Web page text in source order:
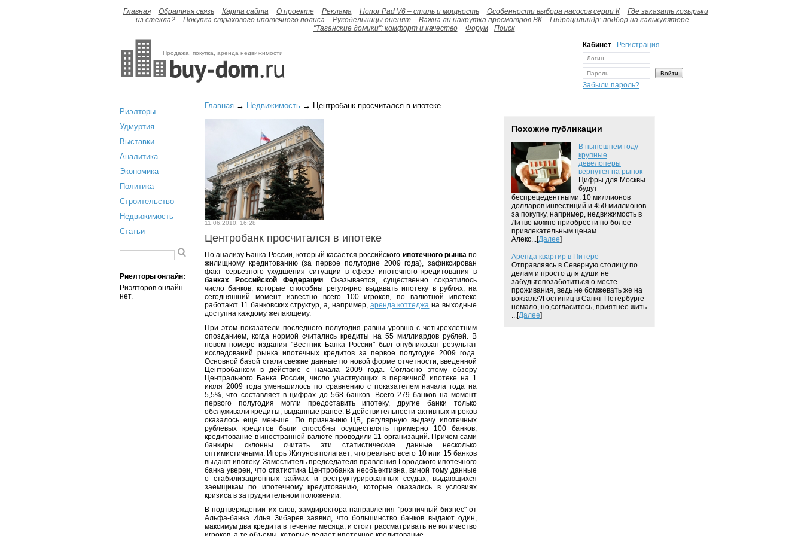
Главная Обратная связь Карта сайта О проекте Реклама Honor Pad V6 – стиль и мощность Особенности выбора насосов серии К
Где заказать козырьки
из стекла?
Покупка страхового ипотечного полиса Рукодельницы оценят Важна ли накрутка просмотров ВК
Гидроцилиндр: подбор на калькуляторе
"Таганские домики": комфорт и качество
Форум Поиск
Продажа, покупка, аренда недвижимости
Кабинет Регистрация
Забыли пароль?
Риэлторы
Удмуртия
Выставки
Аналитика
Экономика
Политика
Строительство
Недвижимость
Статьи
Риелторы онлайн:
Риэлторов онлайн
нет.
Главная → Недвижимость → Центробанк просчитался в ипотеке
11.06.2010, 16:28
Центробанк просчитался в ипотеке
По анализу Банка России, который касается российского ипотечного рынкапо
жилищному кредитованию (за первое полугодие 2009 года), зафиксирован
факт серьезного ухудшения ситуации в сфере ипотечного кредитования в
банках Российской Федерации. Оказывается, существенно сократилось
число банков, которые способны регулярно выдавать ипотеку в рублях, на
сегодняшний момент известно всего 100 игроков, по валютной ипотеке
работают 11 банковских структур, а, например, аренда коттеджа на выходные
доступна каждому желающему.
При этом показатели последнего полугодия равны уровню с четырехлетним
опозданием, когда нормой считались кредиты на 55 миллиардов рублей. В
новом номере издания "Вестник Банка России" был опубликован результат
исследований рынка ипотечных кредитов за первое полугодие 2009 года.
Основной базой стали свежие данные по новой форме отчетности, введенной
Центробанком в действие с начала 2009 года. Согласно этому обзору
Центрального Банка России, число участвующих в первичной ипотеке на 1
июля 2009 года уменьшилось по сравнению с показателем начала года на
5,5%, что составляет в цифрах до 568 банков. Всего 279 банков на момент
первого полугодия могли предоставить ипотеку, другие банки только
обслуживали кредиты, выданные ранее. В действительности активных игроков
оказалось еще меньше. По признанию ЦБ, регулярную выдачу ипотечных
рублевых кредитов были способны осуществлять примерно 100 банков,
кредитование в иностранной валюте проводили 11 организаций. Причем сами
банкиры склонны считать эти статистические данные несколько
оптимистичными. Игорь Жигунов полагает, что реально всего 10 или 15 банков
выдают ипотеку. Заместитель председателя правления Городского ипотечного
банка уверен, что статистика Центробанка необъективна, виной тому данные
о стабилизационных займах и реструктурированных ссудах, выдающихся
заемщикам по ипотечному кредитованию, которые оказались в условиях
кризиса в затруднительном положении.
В подтверждении их слов, замдиректора направления "розничный бизнес" от
Альфа-банка Илья Зибарев заявил, что большинство банков выдают один,
максимум два кредита в течение месяца, и стоит рассматривать не количество
Похожие публикации
В нынешнем году
крупные
девелоперы
вернутся на рынок
Цифры для Москвы
будут
беспрецедентными: 10 миллионов
долларов инвестиций и 450 миллионов
за покупку, например, недвижимость в
Литве можно приобрести по более
привлекательным ценам.
Алекс...[Далее]
Аренда квартир в Питере
Отправляясь в Северную столицу по
делам и просто для души не
забудьтепозаботиться о месте
проживания, ведь не бомжевать же на
вокзале?Гостиниц в Санкт-Петербурге
немало, но,согласитесь, приятнее жить
...[Далее]